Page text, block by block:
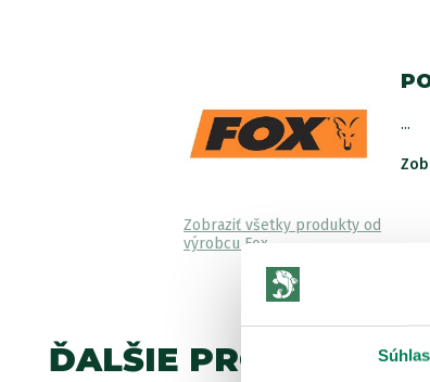
Súhlas
Zobraziť všetky produkty od
výrobcu Fox
...
ĎALŠIE PRODUKTY